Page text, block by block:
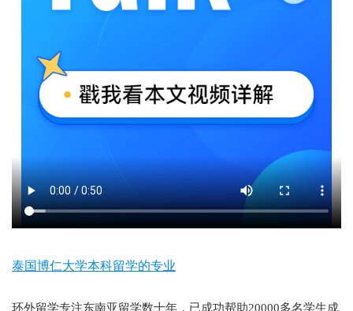
泰国博仁大学本科留学的专业
环外留学专注东南亚留学数十年，已成功帮助20000多名学生成